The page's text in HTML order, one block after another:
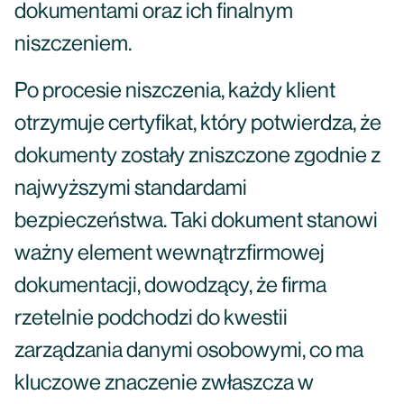
dokumentami oraz ich finalnym
niszczeniem.
Po procesie niszczenia, każdy klient
otrzymuje certyfikat, który potwierdza, że
dokumenty zostały zniszczone zgodnie z
najwyższymi standardami
bezpieczeństwa. Taki dokument stanowi
ważny element wewnątrzfirmowej
dokumentacji, dowodzący, że firma
rzetelnie podchodzi do kwestii
zarządzania danymi osobowymi, co ma
kluczowe znaczenie zwłaszcza w